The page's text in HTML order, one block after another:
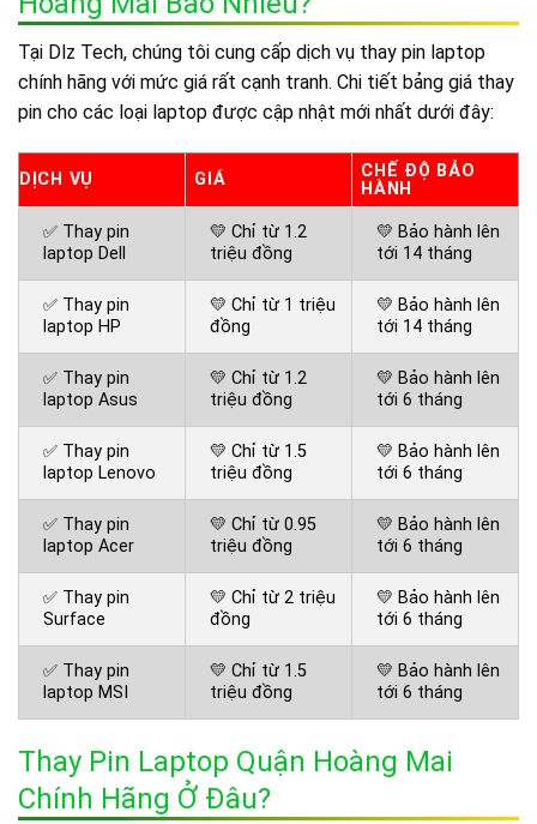
Tại Dlz Tech, chúng tôi cung cấp dịch vụ thay pin laptop
chính hãng với mức giá rất cạnh tranh. Chi tiết bảng giá thay
pin cho các loại laptop được cập nhật mới nhất dưới đây:
DỊCH VỤ GIÁ
CHẾ ĐỘ BẢO
HÀNH
✅ Thay pin
laptop Dell
💛 Chỉ từ 1.2
triệu đồng
💛 Bảo hành lên
tới 14 tháng
✅ Thay pin
laptop HP
💛 Chỉ từ 1 triệu
đồng
💛 Bảo hành lên
tới 14 tháng
✅ Thay pin
laptop Asus
💛 Chỉ từ 1.2
triệu đồng
💛 Bảo hành lên
tới 6 tháng
✅ Thay pin
laptop Lenovo
💛 Chỉ từ 1.5
triệu đồng
💛 Bảo hành lên
tới 6 tháng
✅ Thay pin
laptop Acer
💛 Chỉ từ 0.95
triệu đồng
💛 Bảo hành lên
tới 6 tháng
✅ Thay pin
Surface
💛 Chỉ từ 2 triệu
đồng
💛 Bảo hành lên
tới 6 tháng
✅ Thay pin
laptop MSI
💛 Chỉ từ 1.5
triệu đồng
💛 Bảo hành lên
tới 6 tháng
Thay Pin Laptop Quận Hoàng Mai
Chính Hãng Ở Đâu?